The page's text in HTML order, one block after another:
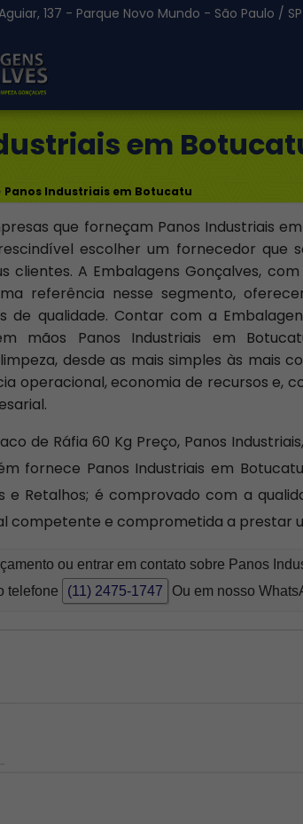
137 - Parque Novo Mundo - São Paulo / SP
em
Panos Industriais em Botucatu
que forneçam Panos Industriais
escolher um fornecedor
clientes. A Embalagens Gonçalves,
referência nesse segmento,
de qualidade. Contar com a
mãos Panos Industriais em
desde as mais simples às mais
operacional, economia de recursos e,
de Ráfia 60 Kg Preço, Panos
fornece Panos Industriais em
e Retalhos; é comprovado com a
competente e comprometida a prestar
ou entrar em contato sobre Panos
telefone
(11) 2475-1747 Ou em nosso